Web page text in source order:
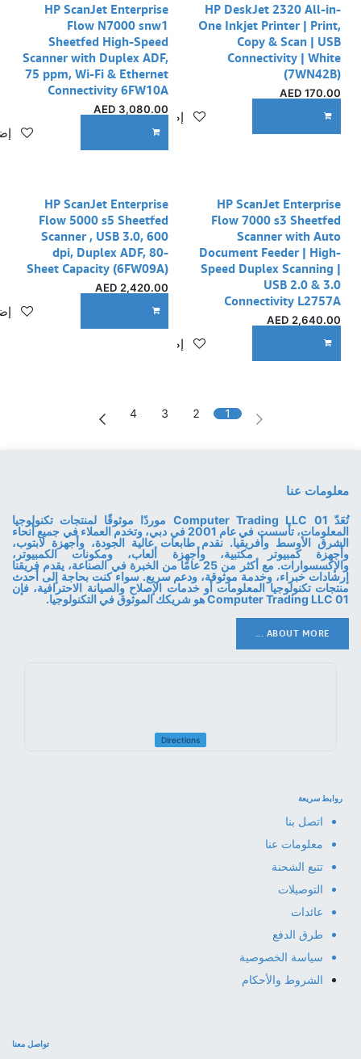
HP DeskJet 2320 All-in-
One Inkjet Printer | Print,
Copy & Scan | USB
Connectivity | White
(7WN42B)
170.00
إضافة إلى قائمة الأمنيات
HP ScanJet Enterprise
Flow N7000 snw1
Sheetfed High-Speed
Scanner with Duplex ADF,
75 ppm, Wi-Fi & Ethernet
Connectivity 6FW10A
3,080.00
HP ScanJet Enterprise
Flow 7000 s3 Sheetfed
Scanner with Auto
Document Feeder | High-
Speed Duplex Scanning |
USB 2.0 & 3.0
Connectivity L2757A
2,640.00
إضافة إلى قائمة الأمنيات
HP ScanJet Enterprise
Flow 5000 s5 Sheetfed
Scanner , USB 3.0, 600
dpi, Duplex ADF, 80-
Sheet Capacity (6FW09A)
2,420.00
1
2
3
4
معلومات عنا
تُعَدّ 01 Computer Trading LLC موردًا موثوقًا لمنتجات تكنولوجيا
المعلومات، تأسست في عام 2001 في دبي، وتخدم العملاء في جميع أنحاء
الشرق الأوسط وأفريقيا. نقدم طابعات عالية الجودة، وأجهزة لابتوب،
وأجهزة كمبيوتر مكتبية، وأجهزة ألعاب، ومكونات الكمبيوتر،
والإكسسوارات. مع أكثر من 25 عامًا من الخبرة في الصناعة، يقدم فريقنا
إرشادات خبراء، وخدمة موثوقة، ودعم سريع. سواء كنت بحاجة إلى أحدث
منتجات تكنولوجيا المعلومات أو خدمات الإصلاح والصيانة الاحترافية، فإن
01 Computer Trading LLC هو شريكك الموثوق في التكنولوجيا.
ABOUT MORE ...
Directions
روابط سريعة
اتصل بنا
معلومات عنا
تتبع الشحنة
التوصيلات
عائدات
طرق الدفع
سياسة الخصوصية
الشروط والأحكام
تواصل معنا